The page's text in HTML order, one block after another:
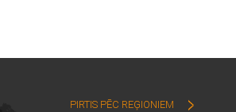
PIRTIS PĒC REĢIONIEM